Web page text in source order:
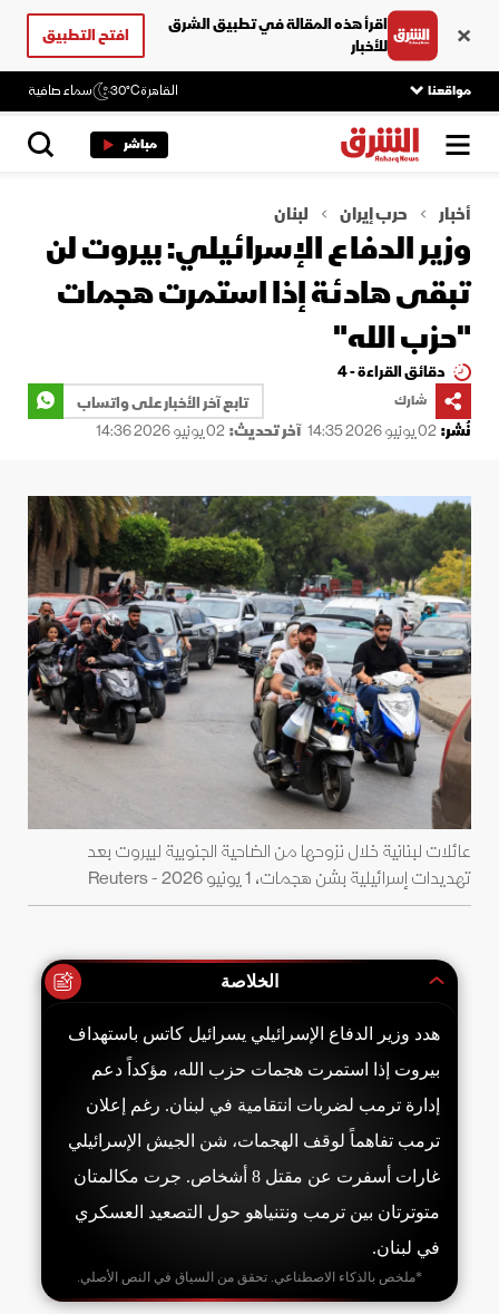
اقرأ هذه المقالة في تطبيق الشرق
للأخبار
افتح التطبيق
مواقعنا القاهرة30°C سماء صافية
مباشر
أخبار حرب إيران لبنان
وزير الدفاع الإسرائيلي: بيروت لن
تبقى هادئة إذا استمرت هجمات
"حزب الله"
دقائق القراءة - 4
شارك
تابع آخر الأخبار على واتساب
نُشر:02 يونيو 2026 14:35 آخر تحديث:02 يونيو 2026 14:36
عائلات لبنانية خلال نزوحها من الضاحية الجنوبية لبيروت بعد
تهديدات إسرائيلية بشن هجمات، 1 يونيو 2026 - Reuters
الخلاصة
هدد وزير الدفاع الإسرائيلي يسرائيل كاتس باستهداف
بيروت إذا استمرت هجمات حزب الله، مؤكداً دعم
إدارة ترمب لضربات انتقامية في لبنان. رغم إعلان
ترمب تفاهماً لوقف الهجمات، شن الجيش الإسرائيلي
غارات أسفرت عن مقتل 8 أشخاص. جرت مكالمتان
متوترتان بين ترمب ونتنياهو حول التصعيد العسكري
في لبنان.
*ملخص بالذكاء الاصطناعي. تحقق من السياق في النص الأصلي.